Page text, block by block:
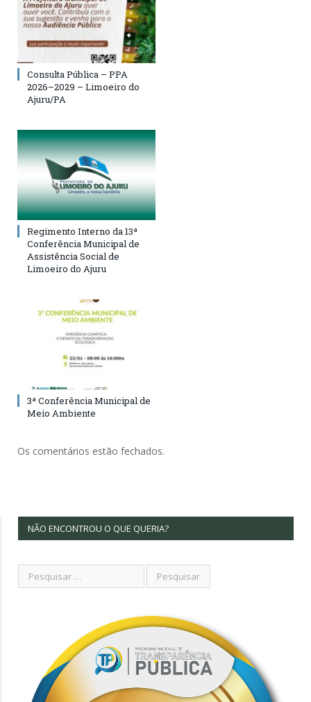
Consulta Pública – PPA
2026–2029 – Limoeiro do
Ajuru/PA
Regimento Interno da 13ª
Conferência Municipal de
Assistência Social de
Limoeiro do Ajuru
3ª Conferência Municipal de
Meio Ambiente
Os comentários estão fechados.
NÃO ENCONTROU O QUE QUERIA?